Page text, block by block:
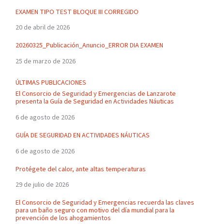
EXAMEN TIPO TEST BLOQUE III CORREGIDO
20 de abril de 2026
20260325_Publicación_Anuncio_ERROR DIA EXAMEN
25 de marzo de 2026
ÚLTIMAS PUBLICACIONES
El Consorcio de Seguridad y Emergencias de Lanzarote
presenta la Guía de Seguridad en Actividades Náuticas
6 de agosto de 2026
GUÍA DE SEGURIDAD EN ACTIVIDADES NÁUTICAS
6 de agosto de 2026
Protégete del calor, ante altas temperaturas
29 de julio de 2026
El Consorcio de Seguridad y Emergencias recuerda las claves
para un baño seguro con motivo del día mundial para la
prevención de los ahogamientos